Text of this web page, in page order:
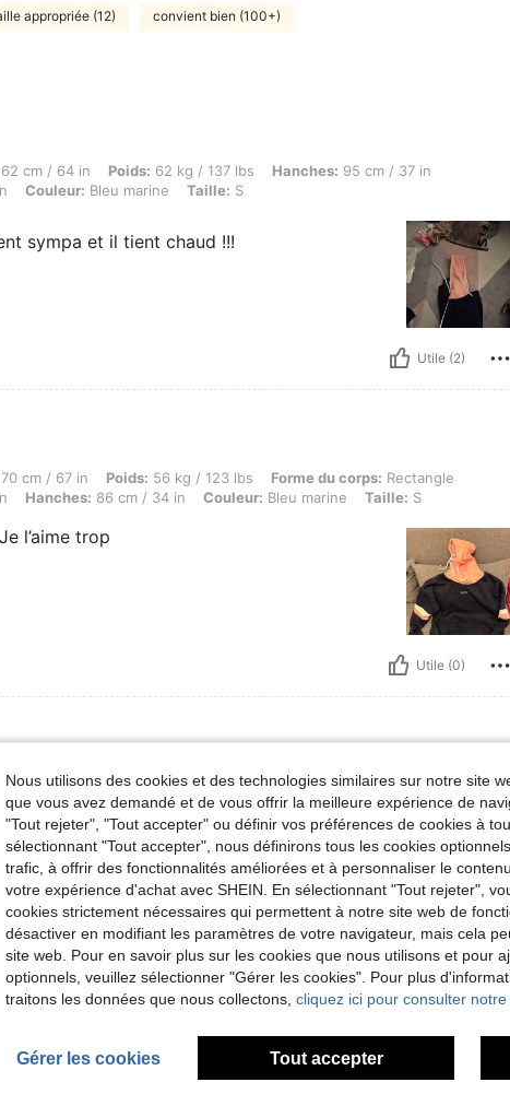
appropriée (12) convient bien (100+)
in, Poids: 62 kg / 137 lbs, Hanches: 95 cm / 37 in, Taille: 77 cm / 30 in, Buste: 90
cm / 64 in Poids: 62 kg / 137 lbs Hanches: 95 cm / 37 in
Couleur: Bleu marine Taille: S
sympa et il tient chaud !!!
Utile (2)
in, Poids: 56 kg / 123 lbs, Forme du corps: Rectangle, Taille: 68 cm / 27 in,
cm / 67 in Poids: 56 kg / 123 lbs Forme du corps: Rectangle
Hanches: 86 cm / 34 in Couleur: Bleu marine Taille: S
l’aime trop
Utile (0)
in, Poids: 53 kg / 117 lbs, Couleur: Bleu marine, Taille: S
163 cm / 64 in Poids:53 kg / 117 lbs Couleur: Bleu marine Taille:S
la photo
Utile (0)
Voir Plus D'avis
Nous utilisons des cookies et des technologies similaires sur notre site
que vous avez demandé et de vous offrir la meilleure expérience de
"Tout rejeter", "Tout accepter" ou définir vos préférences de cookies à
sélectionnant "Tout accepter", nous définirons tous les cookies
trafic, à offrir des fonctionnalités améliorées et à personnaliser le
votre expérience d'achat avec SHEIN. En sélectionnant "Tout rejeter",
cookies strictement nécessaires qui permettent à notre site web de
désactiver en modifiant les paramètres de votre navigateur, mais cela
site web. Pour en savoir plus sur les cookies que nous utilisons et pour
optionnels, veuillez sélectionner "Gérer les cookies". Pour plus
traitons les données que nous collectons, cliquez ici pour consulter
Gérer les cookies Tout accepter